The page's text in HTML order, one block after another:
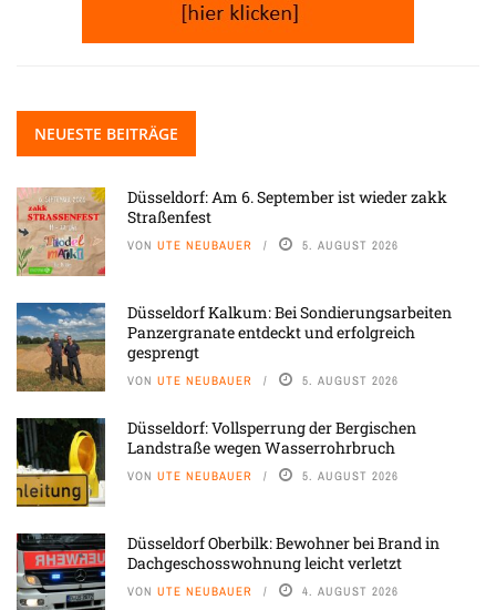
NEUESTE BEITRÄGE
Düsseldorf: Am 6. September ist wieder zakk
Straßenfest
VON UTE NEUBAUER 5. AUGUST 2026
Düsseldorf Kalkum: Bei Sondierungsarbeiten
Panzergranate entdeckt und erfolgreich
gesprengt
VON UTE NEUBAUER 5. AUGUST 2026
Düsseldorf: Vollsperrung der Bergischen
Landstraße wegen Wasserrohrbruch
VON UTE NEUBAUER 5. AUGUST 2026
Düsseldorf Oberbilk: Bewohner bei Brand in
Dachgeschosswohnung leicht verletzt
VON UTE NEUBAUER 4. AUGUST 2026